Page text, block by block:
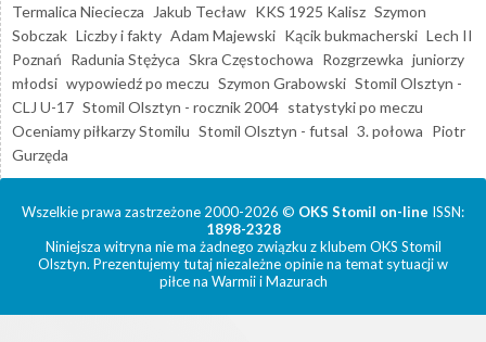
Termalica Nieciecza
Jakub Tecław KKS 1925 Kalisz Szymon
Sobczak Liczby i fakty Adam Majewski Kącik bukmacherski Lech II
Poznań Radunia Stężyca Skra Częstochowa Rozgrzewka juniorzy
młodsi wypowiedź po meczu Szymon Grabowski Stomil Olsztyn -
CLJ U-17 Stomil Olsztyn - rocznik 2004 statystyki po meczu
Oceniamy piłkarzy Stomilu Stomil Olsztyn - futsal 3. połowa Piotr
Gurzęda
Wszelkie prawa zastrzeżone 2000-2026 © OKS Stomil on-line ISSN:
1898-2328
Niniejsza witryna nie ma żadnego związku z klubem OKS Stomil
Olsztyn. Prezentujemy tutaj niezależne opinie na temat sytuacji w
piłce na Warmii i Mazurach